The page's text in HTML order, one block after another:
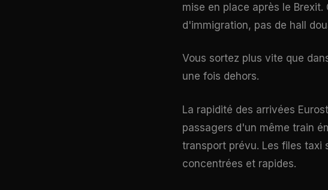
mise en place après le
d'immigration, pas de hall
Vous sortez plus vite que
une fois dehors.
La rapidité des arrivées
passagers d'un même train
transport prévu. Les files taxi
concentrées et rapides.